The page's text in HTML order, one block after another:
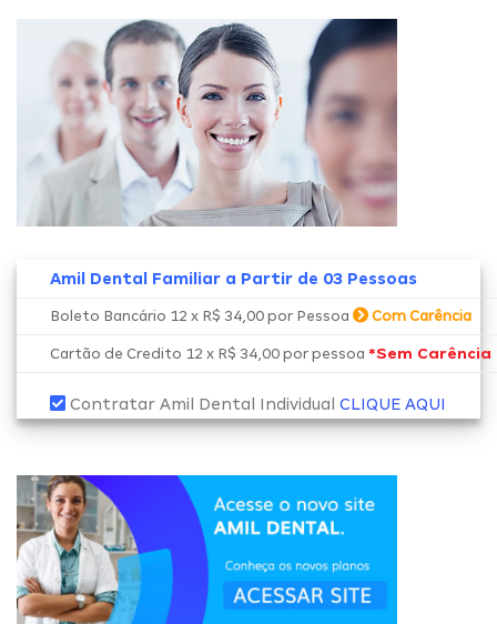
Amil Dental Familiar a Partir de 03 Pessoas
Boleto Bancário 12 x R$ 34,00 por Pessoa Com Carência
Cartão de Credito 12 x R$ 34,00 por pessoa *Sem Carência
Contratar Amil Dental Individual CLIQUE AQUI